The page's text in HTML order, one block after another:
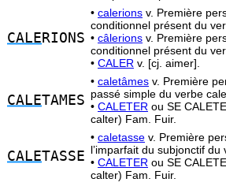
CALE RIONS
• calerions v. Première
conditionnel présent du
• câlerions v. Première
conditionnel présent du
• CALER v. [cj. aimer].
CALETAMES
• caletâmes v. Première
passé simple du verbe
• CALETER ou SE
calter) Fam. Fuir.
CALETASSE
• caletasse v. Première
l’imparfait du subjonctif du
• CALETER ou SE
calter) Fam. Fuir.